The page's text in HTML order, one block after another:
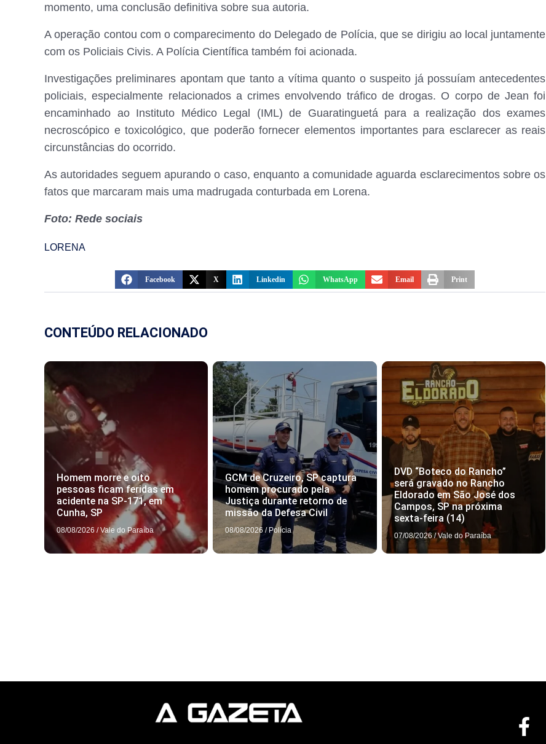
momento, uma conclusão definitiva sobre sua autoria.
A operação contou com o comparecimento do Delegado de Polícia, que se dirigiu ao local juntamente
com os Policiais Civis. A Polícia Científica também foi acionada.
Investigações preliminares apontam que tanto a vítima quanto o suspeito já possuíam antecedentes
policiais, especialmente relacionados a crimes envolvendo tráfico de drogas. O corpo de Jean foi
encaminhado ao Instituto Médico Legal (IML) de Guaratinguetá para a realização dos exames
necroscópico e toxicológico, que poderão fornecer elementos importantes para esclarecer as reais
circunstâncias do ocorrido.
As autoridades seguem apurando o caso, enquanto a comunidade aguarda esclarecimentos sobre os
fatos que marcaram mais uma madrugada conturbada em Lorena.
Foto: Rede sociais
LORENA
Facebook X Linkedin WhatsApp Email Print
CONTEÚDO RELACIONADO
Homem morre e oito
pessoas ficam feridas em
acidente na SP-171, em
Cunha, SP
08/08/2026 / Vale do Paraíba
GCM de Cruzeiro, SP captura
homem procurado pela
Justiça durante retorno de
missão da Defesa Civil
08/08/2026 / Polícia
DVD “Boteco do Rancho”
será gravado no Rancho
Eldorado em São José dos
Campos, SP na próxima
sexta-feira (14)
07/08/2026 / Vale do Paraíba